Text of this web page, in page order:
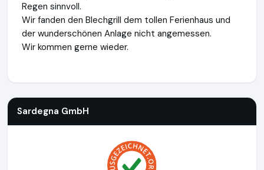
Regen sinnvoll.
Wir fanden den Blechgrill dem tollen Ferienhaus und
der wunderschönen Anlage nicht angemessen.
Wir kommen gerne wieder.
Sardegna GmbH